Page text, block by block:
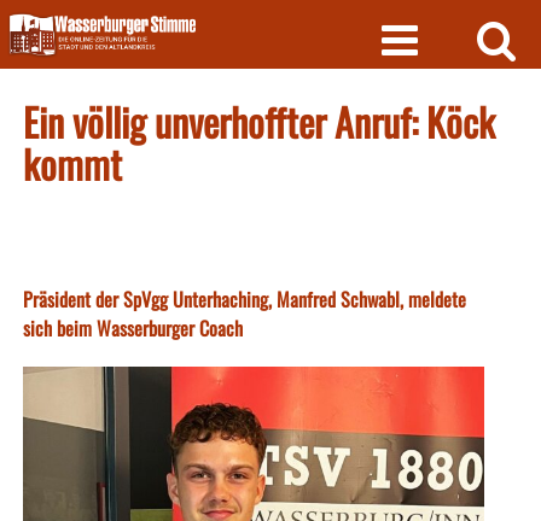
Skip
to
content
Ein völlig unverhoffter Anruf: Köck
kommt
Präsident der SpVgg Unterhaching, Manfred Schwabl, meldete
sich beim Wasserburger Coach